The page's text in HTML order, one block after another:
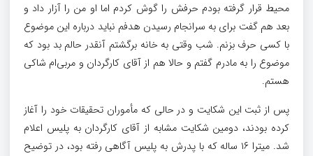
محیط قرار گرفته بودم حرفش را گوش کردم اما او من را آزار داد و
بعد هم گفت برای به سرانجام رسیدن هدفم نباید درباره این موضوع
با کسی حرف بزنم. شب وقتی به خانه برگشتم آنقدر حالم بد بود که
موضوع را به مادرم گفتم و حالا هم از آقای کارگردان و مربی‌ام شاکی
هستم.
پس از ثبت این شکایت و در حالی که مأموران تحقیقات خود را آغاز
کرده بودند، دومین شکایت مشابه از آقای کارگردان به پلیس اعلام
شد. میترا ۱۶ ساله که با پدرش به پلیس آگاهی رفته بود، در توضیح